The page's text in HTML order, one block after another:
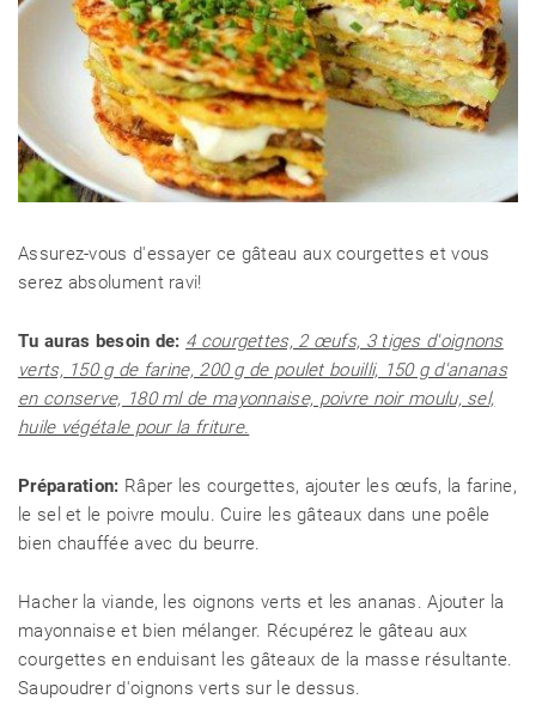
Assurez-vous d'essayer ce gâteau aux courgettes et vous
serez absolument ravi!
Tu auras besoin de: 4 courgettes, 2 œufs, 3 tiges d'oignons
verts, 150 g de farine, 200 g de poulet bouilli, 150 g d'ananas
en conserve, 180 ml de mayonnaise, poivre noir moulu, sel,
huile végétale pour la friture.
Préparation: Râper les courgettes, ajouter les œufs, la farine,
le sel et le poivre moulu. Cuire les gâteaux dans une poêle
bien chauffée avec du beurre.
Hacher la viande, les oignons verts et les ananas. Ajouter la
mayonnaise et bien mélanger. Récupérez le gâteau aux
courgettes en enduisant les gâteaux de la masse résultante.
Saupoudrer d'oignons verts sur le dessus.